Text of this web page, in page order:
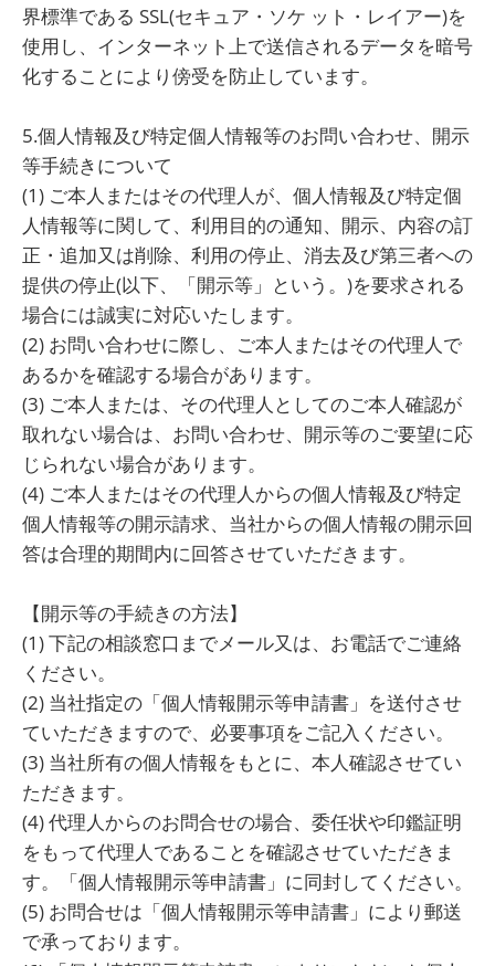
界標準である SSL(セキュア・ソケ ット・レイアー)を
使用し、インターネット上で送信されるデータを暗号
化することにより傍受を防止しています。
5.個人情報及び特定個人情報等のお問い合わせ、開示
等手続きについて
(1) ご本人またはその代理人が、個人情報及び特定個
人情報等に関して、利用目的の通知、開示、内容の訂
正・追加又は削除、利用の停止、消去及び第三者への
提供の停止(以下、「開示等」という。)を要求される
場合には誠実に対応いたします。
(2) お問い合わせに際し、ご本人またはその代理人で
あるかを確認する場合があります。
(3) ご本人または、その代理人としてのご本人確認が
取れない場合は、お問い合わせ、開示等のご要望に応
じられない場合があります。
(4) ご本人またはその代理人からの個人情報及び特定
個人情報等の開示請求、当社からの個人情報の開示回
答は合理的期間内に回答させていただきます。
【開示等の手続きの方法】
(1) 下記の相談窓口までメール又は、お電話でご連絡
ください。
(2) 当社指定の「個人情報開示等申請書」を送付させ
ていただきますので、必要事項をご記入ください。
(3) 当社所有の個人情報をもとに、本人確認させてい
ただきます。
(4) 代理人からのお問合せの場合、委任状や印鑑証明
をもって代理人であることを確認させていただきま
す。「個人情報開示等申請書」に同封してください。
(5) お問合せは「個人情報開示等申請書」により郵送
で承っております。